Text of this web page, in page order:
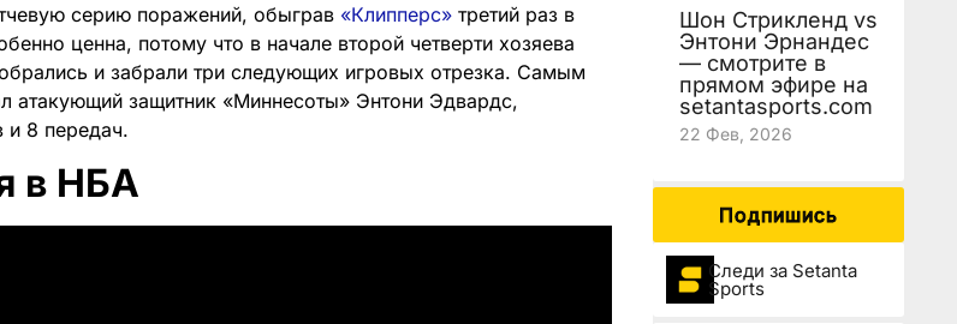
серию поражений, обыграв «Клипперс» третий раз в
ценна, потому что в начале второй четверти хозяева
и забрали три следующих игровых отрезка. Самым
атакующий защитник «Миннесоты» Энтони Эдвардс,
и 8 передач.
в НБА
Шон Стрикленд vs
Энтони Эрнандес
— смотрите в
прямом эфире на
setantasports.com
22 Фев, 2026
Подпишись
Следи за Setanta
Sports